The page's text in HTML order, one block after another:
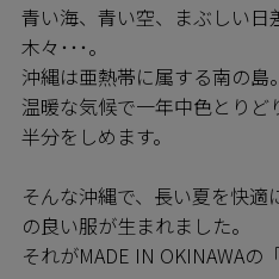
青い海、青い空、まぶしい日
木々･･･。
沖縄は亜熱帯に属する南の島。
温暖な気候で一年中色とり
半分をしめます。
そんな沖縄で、長い夏を快
の良い服が生まれました。
それがMADE IN OKINAWAの